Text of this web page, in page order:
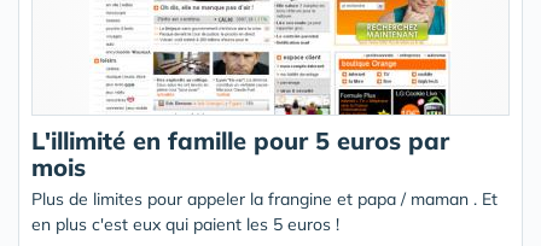
L'illimité en famille pour 5 euros par
mois
Plus de limites pour appeler la frangine et papa / maman . Et
en plus c'est eux qui paient les 5 euros !